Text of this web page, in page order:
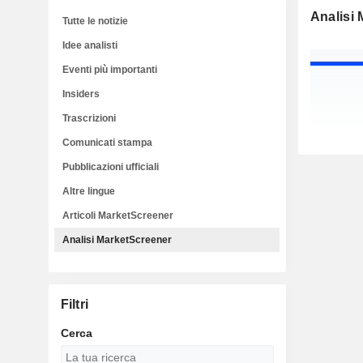
Analisi
Tutte le notizie
Idee analisti
Eventi più importanti
Insiders
Trascrizioni
Comunicati stampa
Pubblicazioni ufficiali
Altre lingue
Articoli MarketScreener
Analisi MarketScreener
Filtri
Cerca